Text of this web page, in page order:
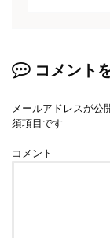
コメント
メールアドレスが公
須項目です
コメント